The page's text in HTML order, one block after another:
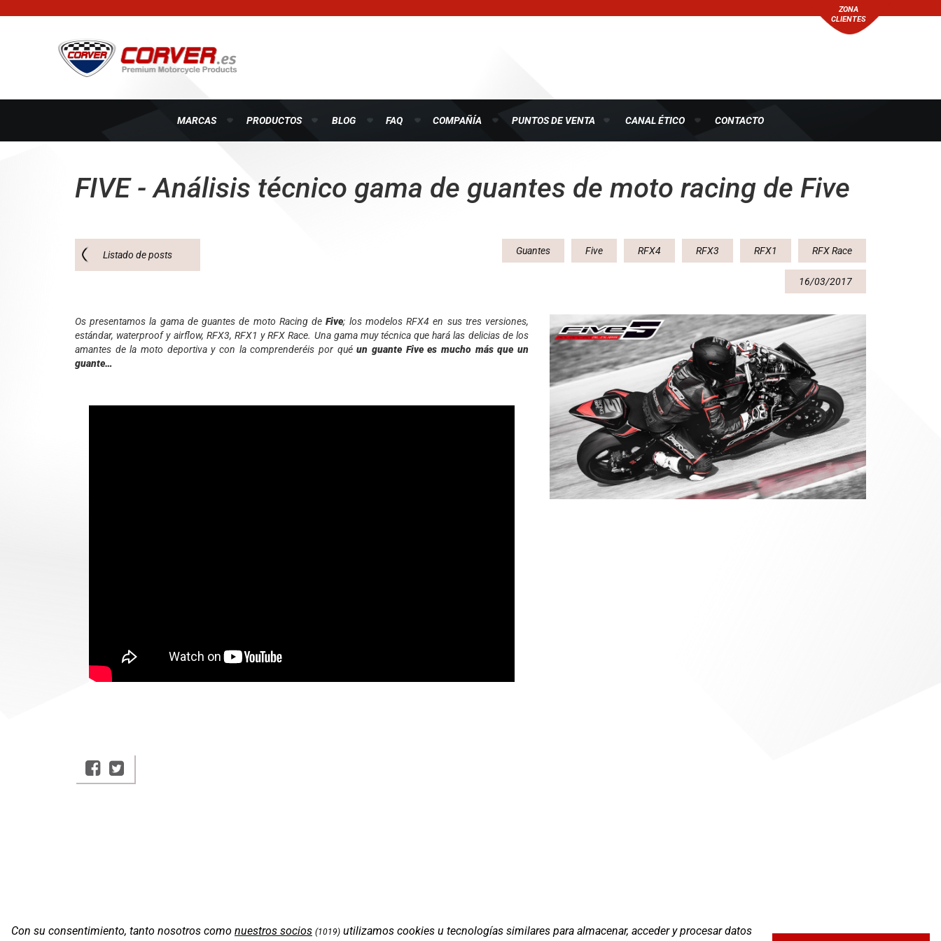
ZONA
CLIENTES
MARCAS PRODUCTOS BLOG FAQ COMPAÑÍA PUNTOS DE VENTA CANAL ÉTICO CONTACTO
FIVE - Análisis técnico gama de guantes de moto racing de Five
Listado de posts Guantes Five RFX4 RFX3 RFX1 RFX Race
16/03/2017
Os presentamos la gama de guantes de moto Racing deFive; los modelos RFX4 en sus tres versiones,
estándar, waterproof y airflow, RFX3, RFX1 y RFX Race. Una gama muy técnica que hará las delicias de los
amantes de la moto deportiva y con la comprenderéis por quéun guante Five es mucho más que un
guante…
Con su consentimiento, tanto nosotros como nuestros socios (1019) utilizamos cookies u tecnologías similares para almacenar, acceder y procesar datos